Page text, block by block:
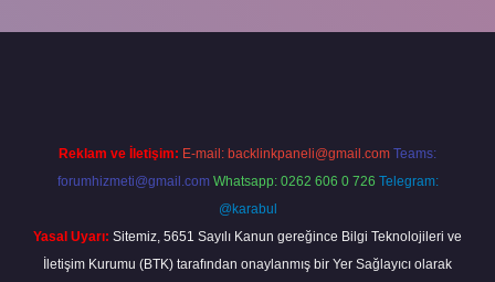
Reklam ve İletişim: E-mail: backlinkpaneli@gmail.com Teams:
forumhizmeti@gmail.com Whatsapp: 0262 606 0 726 Telegram:
@karabul
Yasal Uyarı: Sitemiz, 5651 Sayılı Kanun gereğince Bilgi Teknolojileri ve
İletişim Kurumu (BTK) tarafından onaylanmış bir Yer Sağlayıcı olarak